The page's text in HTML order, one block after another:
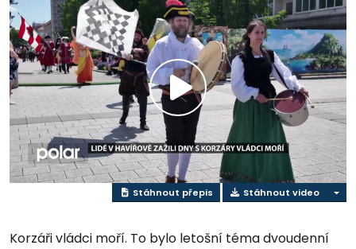
Přehrát
video
Stáhnout přepis Stáhnout video
Korzáři vládci moří. To bylo letošní téma dvoudenní